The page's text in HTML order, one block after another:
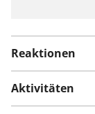
Reaktionen
Aktivitäten